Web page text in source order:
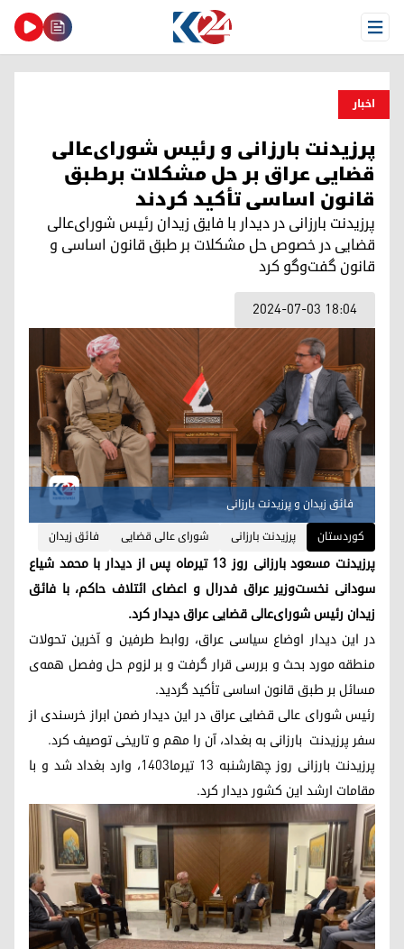
Open Menu
اخبار
پرزیدنت بارزانی و رئیس شورای‌عالی
قضایی عراق بر حل مشکلات برطبق
قانون اساسی تأکید کردند
پرزیدنت بارزانی در دیدار با فایق زیدان رئیس شورای‌عالی
قضایی در خصوص حل مشکلات بر طبق قانون اساسی و
قانون گفت‌وگو کرد
2024-07-03 18:04
فائق زیدان و پرزیدنت بارزانی
کوردستان
پرزیدنت بارزانی شورای عالی قضایی فائق زیدان
پرزیدنت مسعود بارزانی روز ۱۳ تیرماه پس از دیدار با محمد شیاع
سودانی نخست‌وزیر عراق فدرال و اعضای ائتلاف حاکم، با فائق
زیدان رئیس شورای‌عالی قضایی عراق دیدار کرد.
در این دیدار اوضاع سیاسی عراق، روابط طرفین و آخرین تحولات
منطقه مورد بحث و بررسی قرار گرفت و بر لزوم حل و‌فصل همه‌ی
مسائل بر طبق قانون اساسی تأکید گردید.
رئیس شورای عالی قضایی عراق در این دیدار ضمن ابراز خرسندی از
سفر پرزیدنت بارزانی به بغداد، آن را مهم و تاریخی توصیف کرد.
پرزیدنت بارزانی روز چهارشنبه ۱۳ تیرما۱۴۰۳، وارد بغداد شد و با
مقامات ارشد این کشور دیدار کرد.